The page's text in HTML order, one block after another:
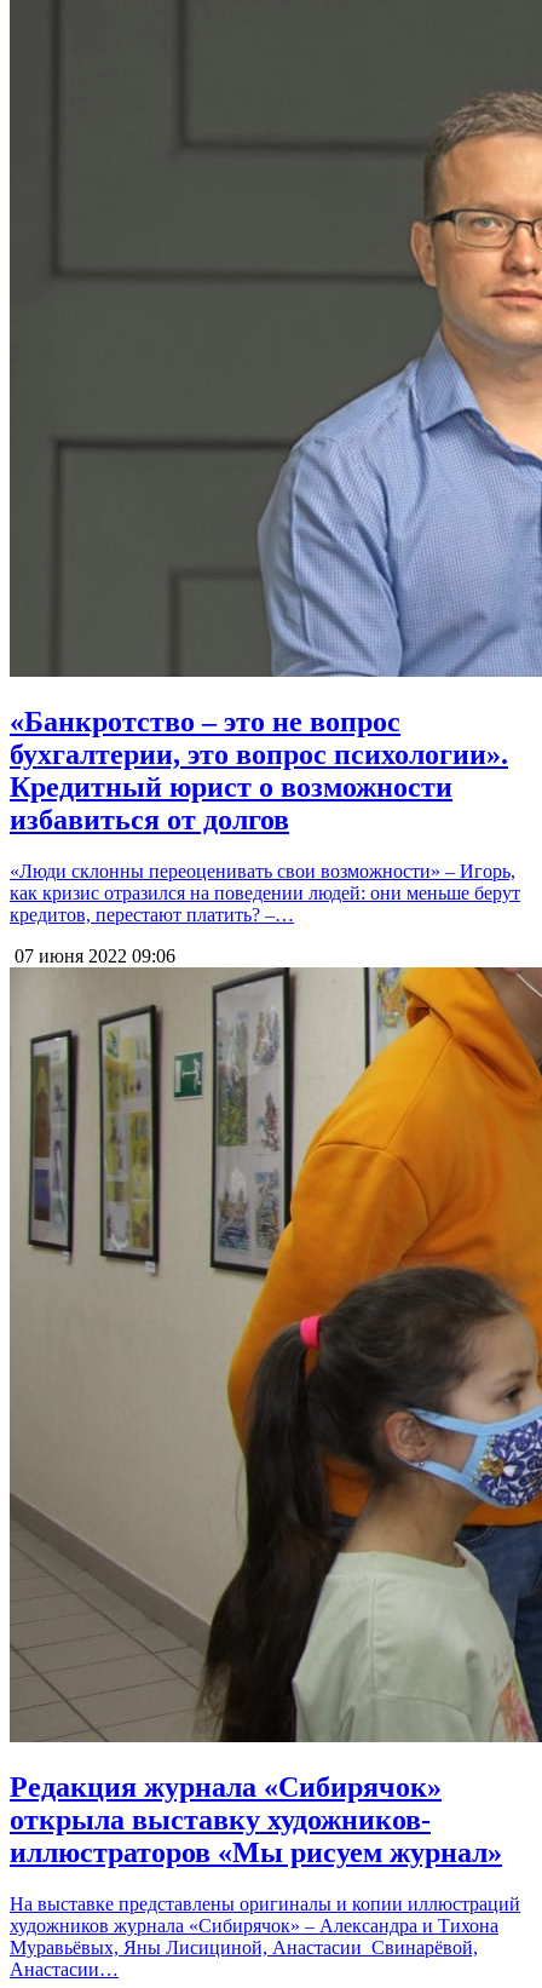
«Банкротство – это не вопрос
бухгалтерии, это вопрос психологии».
Кредитный юрист о возможности
избавиться от долгов
«Люди склонны переоценивать свои возможности» – Игорь,
как кризис отразился на поведении людей: они меньше берут
кредитов, перестают платить? –…
07 июня 2022 09:06
Редакция журнала «Сибирячок»
открыла выставку художников-
иллюстраторов «Мы рисуем журнал»
На выставке представлены оригиналы и копии иллюстраций
художников журнала «Сибирячок» – Александра и Тихона
Муравьёвых, Яны Лисициной, Анастасии Свинарёвой,
Анастасии…